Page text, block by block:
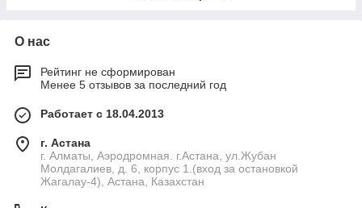
О нас
Рейтинг не сформирован
Менее 5 отзывов за последний год
Работает с 18.04.2013
г. Астана
г. Алматы, Аэродромная. г.Астана, ул.Жубан
Молдагалиев, д. 6, корпус 1.(вход за остановкой
Жагалау-4), Астана, Казахстан